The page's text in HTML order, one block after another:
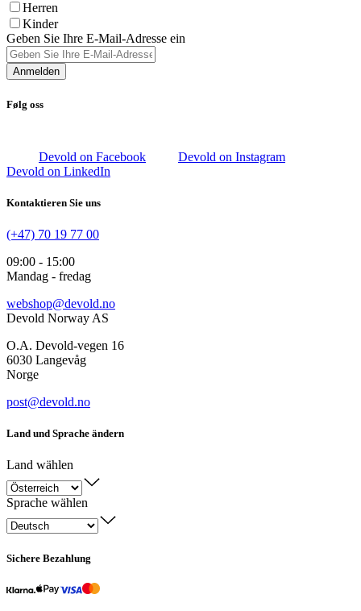
Herren
Kinder
Geben Sie Ihre E-Mail-Adresse ein
Anmelden
Følg oss
Devold on Facebook
Devold on Instagram
Devold on LinkedIn
Kontaktieren Sie uns
(+47) 70 19 77 00
09:00 - 15:00
Mandag - fredag
webshop@devold.no
Devold Norway AS
O.A. Devold-vegen 16
6030 Langevåg
Norge
post@devold.no
Land und Sprache ändern
Land wählen
Sprache wählen
Sichere Bezahlung